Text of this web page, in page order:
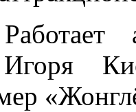
Игоря